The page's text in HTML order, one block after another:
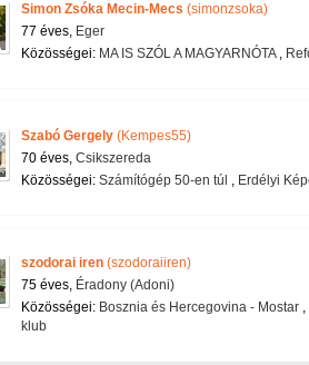
Simon Zsóka Mecin-Mecs (simonzsoka)
77 éves, Eger
Közösségei: MA IS SZÓL A MAGYARNÓTA,
Szabó Gergely(Kempes55)
70 éves, Csikszereda
Közösségei: Számítógép 50-en túl , Erdélyi
szodorai iren(szodoraiiren)
75 éves, Éradony (Adoni)
Közösségei: Bosznia és Hercegovina - Mostar,
klub